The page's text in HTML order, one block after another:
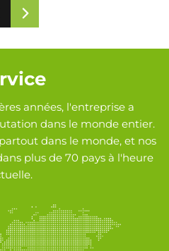
années, l'entreprise a
dans le monde entier.
dans le monde, et nos
plus de 70 pays à l'heure